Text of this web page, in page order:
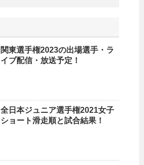
関東選手権2023の出場選手・ラ
イブ配信・放送予定！
全日本ジュニア選手権2021女子
ショート滑走順と試合結果！